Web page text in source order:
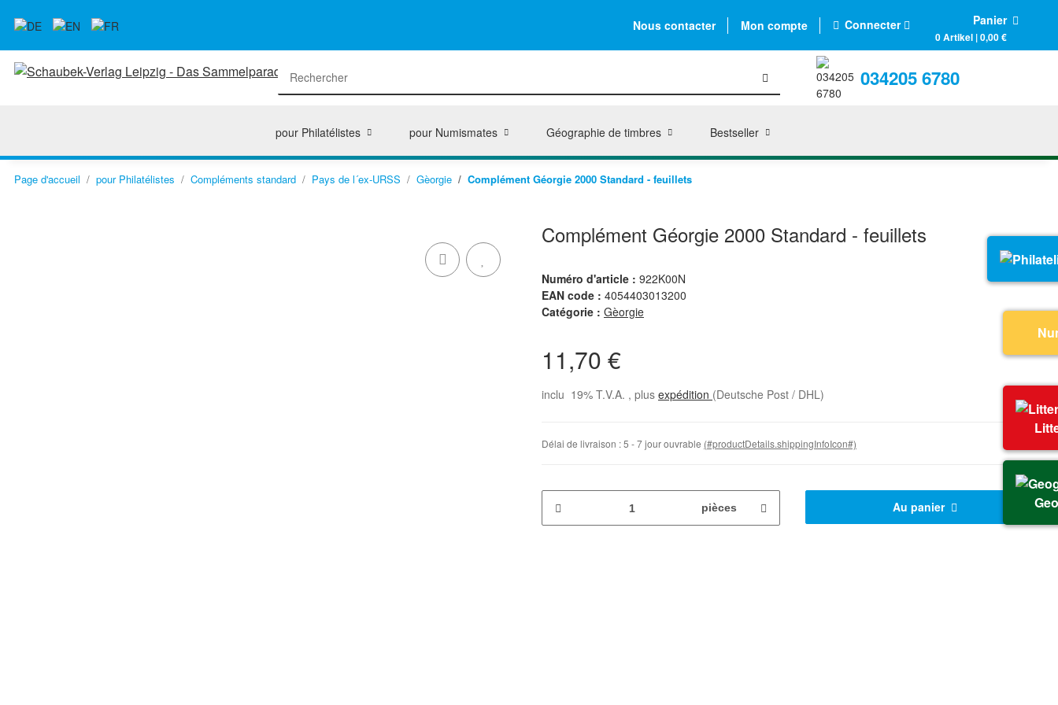
Nous contacter Mon compte Connecter Panier
0 Artikel | 0,00 €
034205 6780
pour Philatélistes pour Numismates Géographie de timbres Bestseller
Page d'accueil pour Philatélistes Compléments standard Pays de l´ex-URSS Gèorgie Complément Géorgie 2000 Standard - feuillets
Complément Géorgie 2000 Standard - feuillets
Numéro d'article : 922K00N
EAN code : 4054403013200
Catégorie : Gèorgie
11,70 €
inclu 19% T.V.A. , plus expédition (Deutsche Post / DHL)
Délai de livraison :5 - 7 jour ouvrable (#productDetails.shippingInfoIcon#)
pièces Au panier